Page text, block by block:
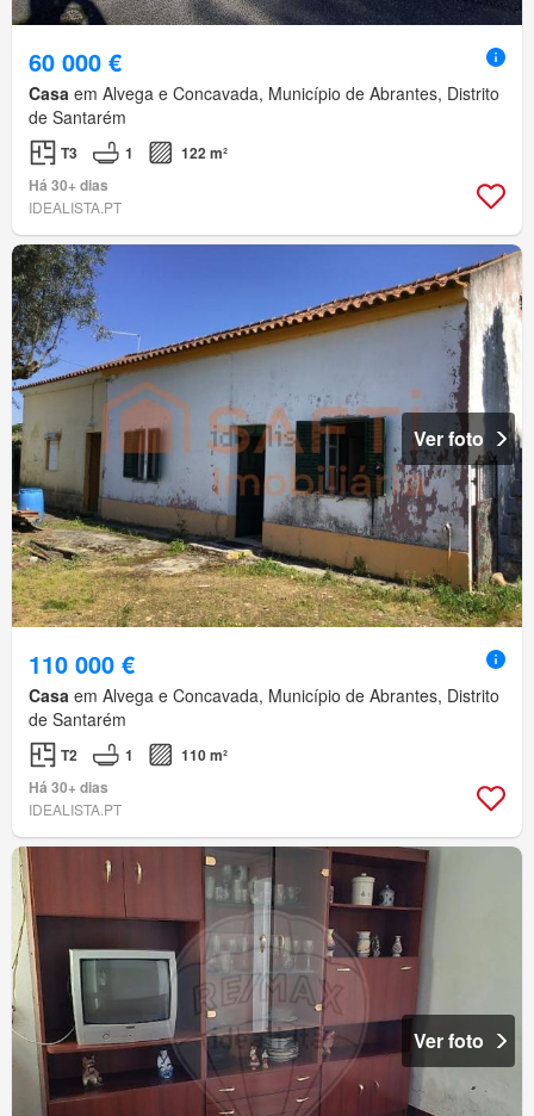
60 000 €
Casa em Alvega e Concavada, Município de Abrantes, Distrito
de Santarém
T3 1
122 m²
Há 30+ dias
IDEALISTA.PT
Ver foto
110 000 €
Casa em Alvega e Concavada, Município de Abrantes, Distrito
de Santarém
T2 1
110 m²
Há 30+ dias
IDEALISTA.PT
Ver foto